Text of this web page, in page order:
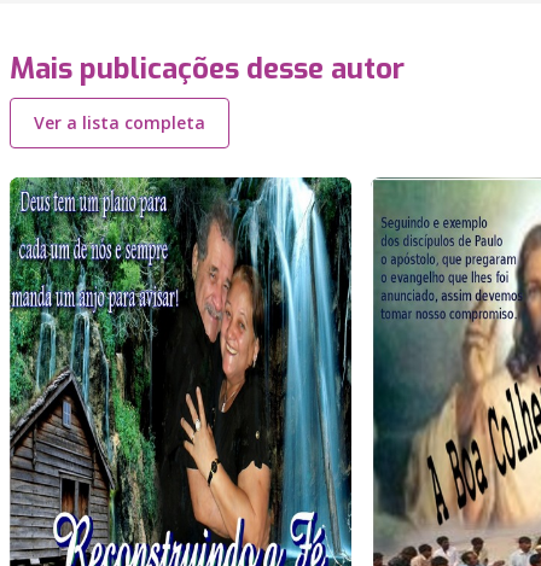
Mais publicações desse autor
Ver a lista completa